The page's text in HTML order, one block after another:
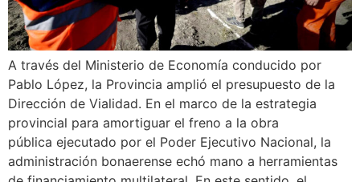
A través del Ministerio de Economía conducido por
Pablo López, la Provincia amplió el presupuesto de la
Dirección de Vialidad. En el marco de la estrategia
provincial para amortiguar el freno a la obra
pública ejecutado por el Poder Ejecutivo Nacional, la
administración bonaerense echó mano a herramientas